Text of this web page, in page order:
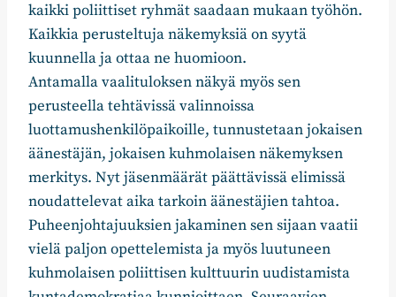
kaikki poliittiset ryhmät saadaan mukaan työhön.
Kaikkia perusteltuja näkemyksiä on syytä
kuunnella ja ottaa ne huomioon.
Antamalla vaalituloksen näkyä myös sen
perusteella tehtävissä valinnoissa
luottamushenkilöpaikoille, tunnustetaan jokaisen
äänestäjän, jokaisen kuhmolaisen näkemyksen
merkitys. Nyt jäsenmäärät päättävissä elimissä
noudattelevat aika tarkoin äänestäjien tahtoa.
Puheenjohtajuuksien jakaminen sen sijaan vaatii
vielä paljon opettelemista ja myös luutuneen
kuhmolaisen poliittisen kulttuurin uudistamista